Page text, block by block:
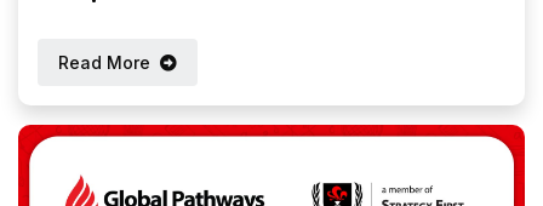
Higher Education Study ဆိုတာက secondary education
လျှောက်လှမ်းမည့်သူများ၊ UK နှင့် အခြားသော နိုင်ငံခြား
တက္ကသိုလ်များတွင် undergraduate degree programme
ပေးမည့် နိုင်ငံတကာအသိအမှတ်ပြု 1-year foundation
Read More